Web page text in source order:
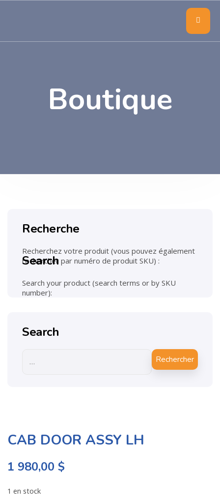
Boutique
CAB DOOR ASSY LH
1 980,00 $
1 en stock
Recherche
Recherchez votre produit (vous pouvez également
rechercher par numéro de produit SKU) :
Search
Search your product (search terms or by SKU
number):
Search
Rechercher